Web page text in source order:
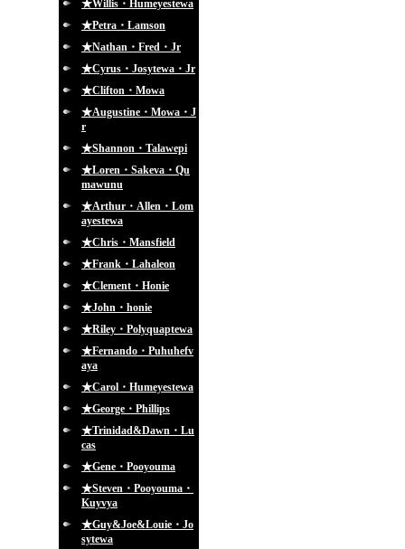
★Willis・Humeyestewa
★Petra・Lamson
★Nathan・Fred・Jr
★Cyrus・Josytewa・Jr
★Clifton・Mowa
★Augustine・Mowa・J
r
★Shannon・Talawepi
★Loren・Sakeva・Qu
mawunu
★Arthur・Allen・Lom
ayestewa
★Chris・Mansfield
★Frank・Lahaleon
★Clement・Honie
★John・honie
★Riley・Polyquaptewa
★Fernando・Puhuhefv
aya
★Carol・Humeyestewa
★George・Phillips
★Trinidad&Dawn・Lu
cas
★Gene・Pooyouma
★Steven・Pooyouma・
Kuyvya
★Guy&Joe&Louie・Jo
sytewa